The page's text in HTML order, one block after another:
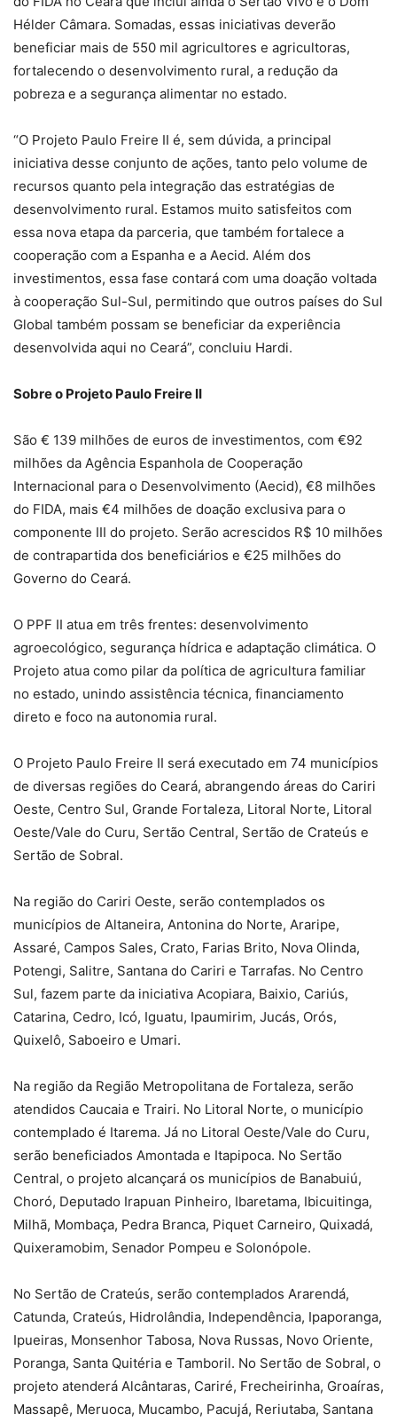
Hélder Câmara. Somadas, essas iniciativas deverão
beneficiar mais de 550 mil agricultores e agricultoras,
fortalecendo o desenvolvimento rural, a redução da
pobreza e a segurança alimentar no estado.
“O Projeto Paulo Freire II é, sem dúvida, a principal
iniciativa desse conjunto de ações, tanto pelo volume de
recursos quanto pela integração das estratégias de
desenvolvimento rural. Estamos muito satisfeitos com
essa nova etapa da parceria, que também fortalece a
cooperação com a Espanha e a Aecid. Além dos
investimentos, essa fase contará com uma doação voltada
à cooperação Sul-Sul, permitindo que outros países do Sul
Global também possam se beneficiar da experiência
desenvolvida aqui no Ceará”, concluiu Hardi.
Sobre o Projeto Paulo Freire II
São € 139 milhões de euros de investimentos, com €92
milhões da Agência Espanhola de Cooperação
Internacional para o Desenvolvimento (Aecid), €8 milhões
do FIDA, mais €4 milhões de doação exclusiva para o
componente III do projeto. Serão acrescidos R$ 10 milhões
de contrapartida dos beneficiários e €25 milhões do
Governo do Ceará.
O PPF II atua em três frentes: desenvolvimento
agroecológico, segurança hídrica e adaptação climática. O
Projeto atua como pilar da política de agricultura familiar
no estado, unindo assistência técnica, financiamento
direto e foco na autonomia rural.
O Projeto Paulo Freire II será executado em 74 municípios
de diversas regiões do Ceará, abrangendo áreas do Cariri
Oeste, Centro Sul, Grande Fortaleza, Litoral Norte, Litoral
Oeste/Vale do Curu, Sertão Central, Sertão de Crateús e
Sertão de Sobral.
Na região do Cariri Oeste, serão contemplados os
municípios de Altaneira, Antonina do Norte, Araripe,
Assaré, Campos Sales, Crato, Farias Brito, Nova Olinda,
Potengi, Salitre, Santana do Cariri e Tarrafas. No Centro
Sul, fazem parte da iniciativa Acopiara, Baixio, Cariús,
Catarina, Cedro, Icó, Iguatu, Ipaumirim, Jucás, Orós,
Quixelô, Saboeiro e Umari.
Na região da Região Metropolitana de Fortaleza, serão
atendidos Caucaia e Trairi. No Litoral Norte, o município
contemplado é Itarema. Já no Litoral Oeste/Vale do Curu,
serão beneficiados Amontada e Itapipoca. No Sertão
Central, o projeto alcançará os municípios de Banabuiú,
Choró, Deputado Irapuan Pinheiro, Ibaretama, Ibicuitinga,
Milhã, Mombaça, Pedra Branca, Piquet Carneiro, Quixadá,
Quixeramobim, Senador Pompeu e Solonópole.
No Sertão de Crateús, serão contemplados Ararendá,
Catunda, Crateús, Hidrolândia, Independência, Ipaporanga,
Ipueiras, Monsenhor Tabosa, Nova Russas, Novo Oriente,
Poranga, Santa Quitéria e Tamboril. No Sertão de Sobral, o
projeto atenderá Alcântaras, Cariré, Frecheirinha, Groaíras,
Massapê, Meruoca, Mucambo, Pacujá, Reriutaba, Santana